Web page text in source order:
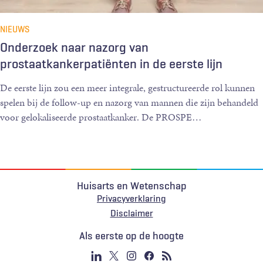
Onderzoek naar nazorg van
prostaatkankerpatiënten in de eerste lijn
NIEUWS
De eerste lijn zou een meer integrale, gestructureerde rol kunnen
spelen bij de follow-up en nazorg van mannen die zijn behandeld
voor gelokaliseerde prostaatkanker. De PROSPE…
Huisarts en Wetenschap
Privacyverklaring
Voet
Disclaimer
Als eerste op de hoogte